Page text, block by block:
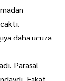
daha ucuza
Parasal
Fakat